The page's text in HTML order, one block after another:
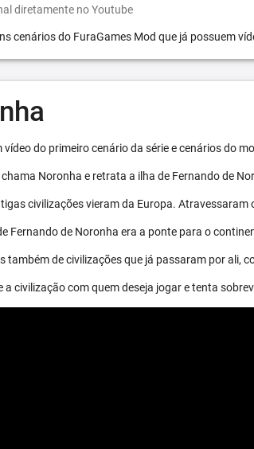
diretamente no Youtube
cenários do FuraGames Mod que já possuem
vídeo do primeiro cenário da série e cenários do
chama Noronha e retrata a ilha de Fernando de
civilizações vieram da Europa. Atravessaram
Fernando de Noronha era a ponte para o
também de civilizações que já passaram por ali,
a civilização com quem deseja jogar e tenta